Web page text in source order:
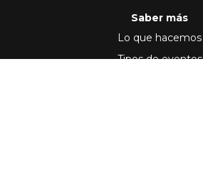
Saber más
Lo que hacemos
Tipos de eventos